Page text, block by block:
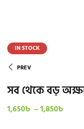
IN STOCK
PREV
সব থেকে বড়
1,650৳ –1,850৳